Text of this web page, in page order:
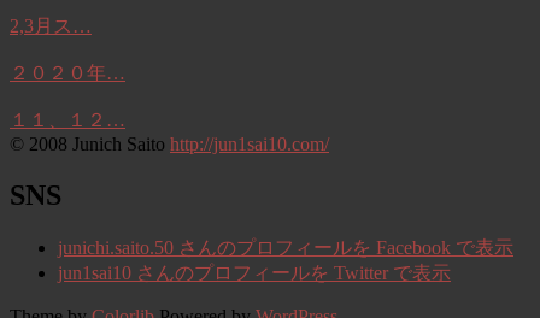
2,3月ス…
２０２０年…
１１、１２…
© 2008 Junich Saito http://jun1sai10.com/
SNS
junichi.saito.50 さんのプロフィールを Facebook で表示
jun1sai10 さんのプロフィールを Twitter で表示